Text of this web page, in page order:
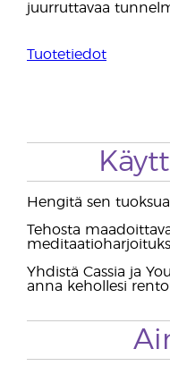
juurruttavaa
Tuotetiedot
Hengitä sen tuoksua
Tehosta
Yhdistä Cassia ja
anna kehollesi